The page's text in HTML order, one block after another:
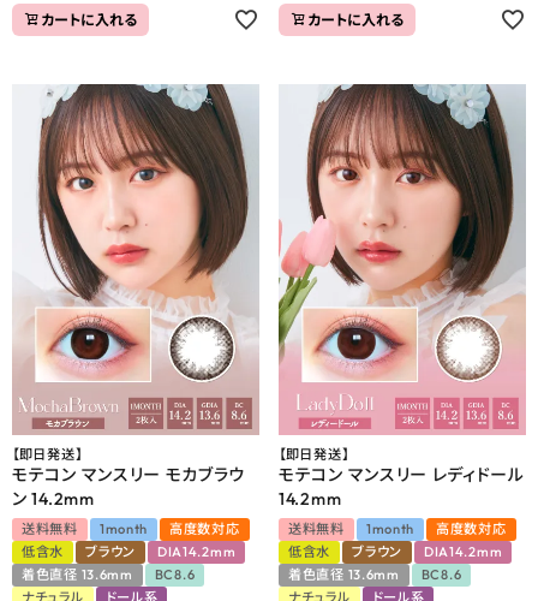
カートに入れる カートに入れる
【即日発送】
モテコン マンスリー モカブラウ
ン 14.2mm
送料無料 1month
高度数対応
低含水
ブラウン
DIA14.2mm
着色直径 13.6mm
BC8.6
ナチュラル
ドール系
【即日発送】
モテコン マンスリー レディドール
14.2mm
送料無料 1month
高度数対応
低含水
ブラウン
DIA14.2mm
着色直径 13.6mm
BC8.6
ナチュラル
ドール系